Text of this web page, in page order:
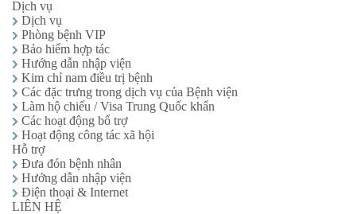
Dịch vụ
Dịch vụ
Phòng bệnh VIP
Bảo hiểm hợp tác
Hướng dẫn nhập viện
Kim chỉ nam điều trị bệnh
Các đặc trưng trong dịch vụ của Bệnh viện
Làm hộ chiếu / Visa Trung Quốc khẩn
Các hoạt động bổ trợ
Hoạt động công tác xã hội
Hỗ trợ
Đưa đón bệnh nhân
Hướng dẫn nhập viện
Điện thoại & Internet
LIÊN HỆ